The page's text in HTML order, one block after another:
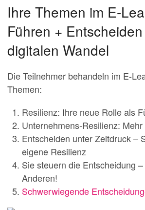
Ihre Themen im E-
Führen +
digitalen Wandel
Die Teilnehmer behandeln im E-
Themen:
Resilienz: Ihre neue Rolle als
Unternehmens-Resilienz:
Entscheiden unter Zeitdruck –
eigene Resilienz
Sie steuern die Entscheidung
Anderen!
Schwerwiegende